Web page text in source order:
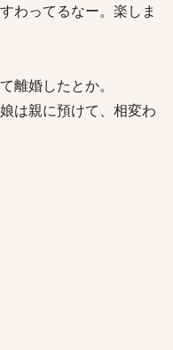
わってるなー。楽しま
離婚したとか。
は親に預けて、相変わ